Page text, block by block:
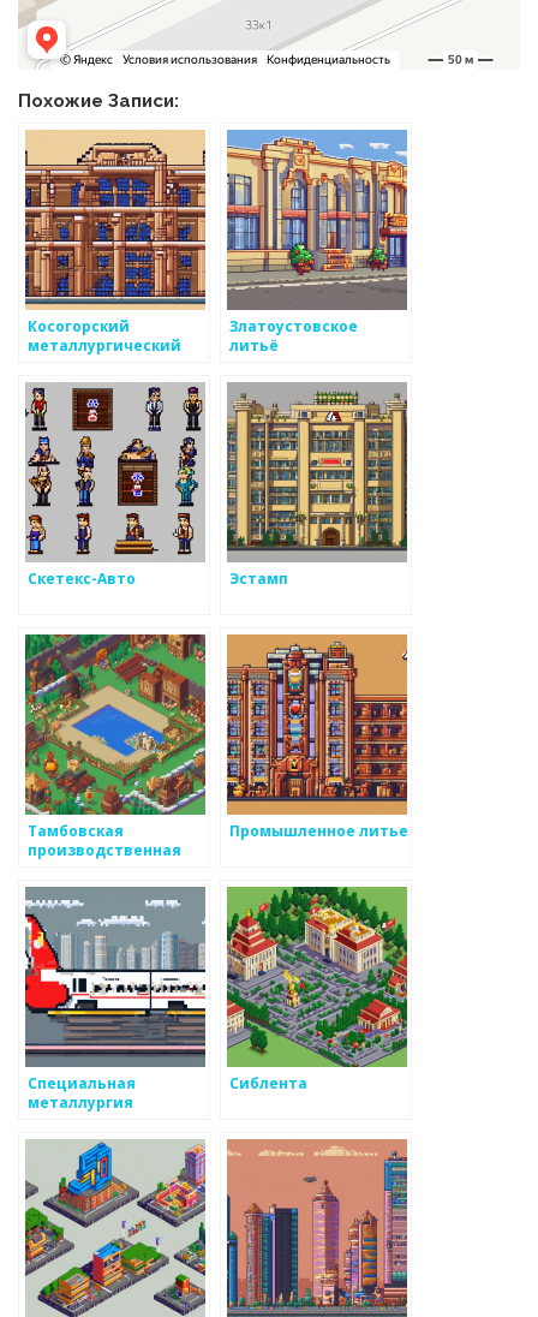
Похожие Записи:
Косогорский
металлургический
Златоустовское
литьё
Скетекс-Авто Эстамп
Тамбовская
производственная
Промышленное литье
Специальная
металлургия
Сиблента